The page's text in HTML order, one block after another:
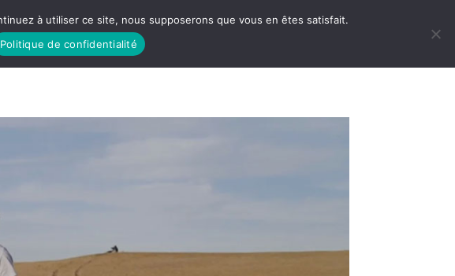
SORTIES GREEN LIFE
à utiliser ce site, nous supposerons que vous en êtes satisfait.
Politique de confidentialité